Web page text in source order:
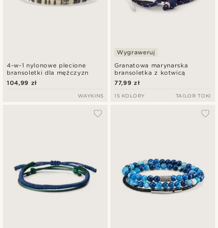
4-w-1 nylonowe plecione
bransoletki dla mężczyzn
104,99 zł
WAYKINS
Granatowa marynarska
bransoletka z kotwicą
Wygraweruj
77,99 zł
15 KOLORY TAILOR TOKI